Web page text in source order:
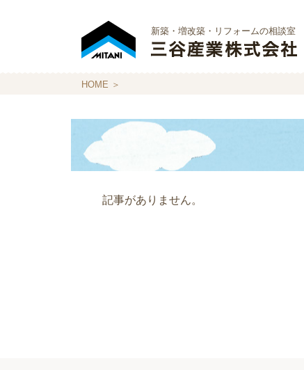
新築・増改築・リフォームの相談室
HOME ＞
記事がありません。